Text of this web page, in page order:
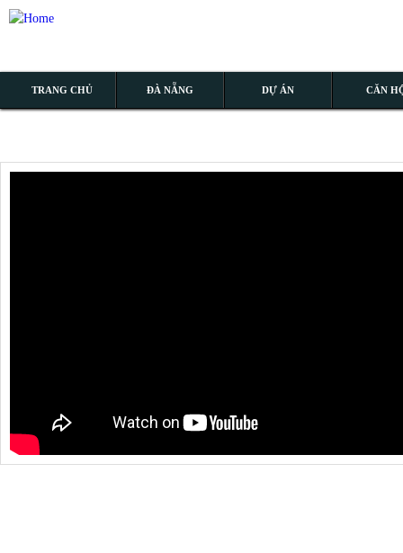
TRANG CHỦ ĐÀ NẴNG DỰ ÁN CĂN